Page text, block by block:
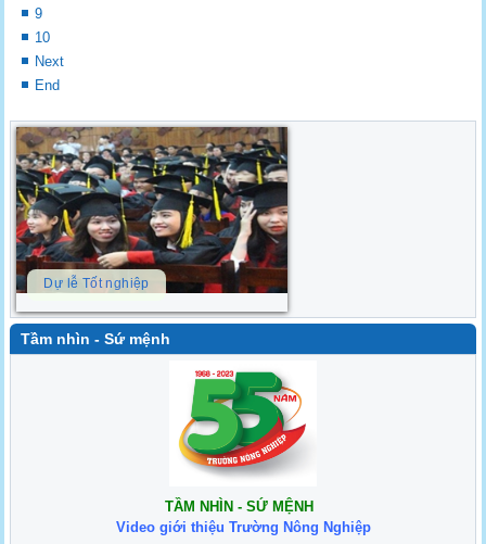
9
10
Next
End
Dự lễ Tốt nghiệp
Tầm nhìn - Sứ mệnh
TẦM NHÌN - SỨ MỆNH
Video giới thiệu Trường Nông Nghiệp